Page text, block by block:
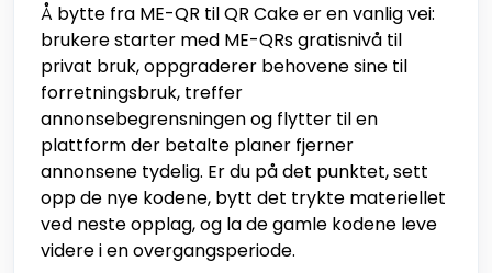
Å bytte fra ME-QR til QR Cake er en vanlig vei:
brukere starter med ME-QRs gratisnivå til
privat bruk, oppgraderer behovene sine til
forretningsbruk, treffer
annonsebegrensningen og flytter til en
plattform der betalte planer fjerner
annonsene tydelig. Er du på det punktet, sett
opp de nye kodene, bytt det trykte materiellet
ved neste opplag, og la de gamle kodene leve
videre i en overgangsperiode.